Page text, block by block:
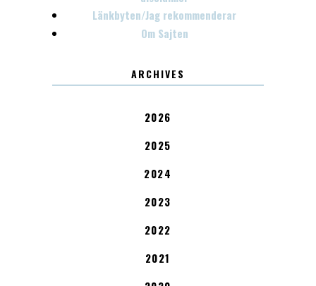
Länkbyten/Jag rekommenderar
Om Sajten
ARCHIVES
2026
2025
2024
2023
2022
2021